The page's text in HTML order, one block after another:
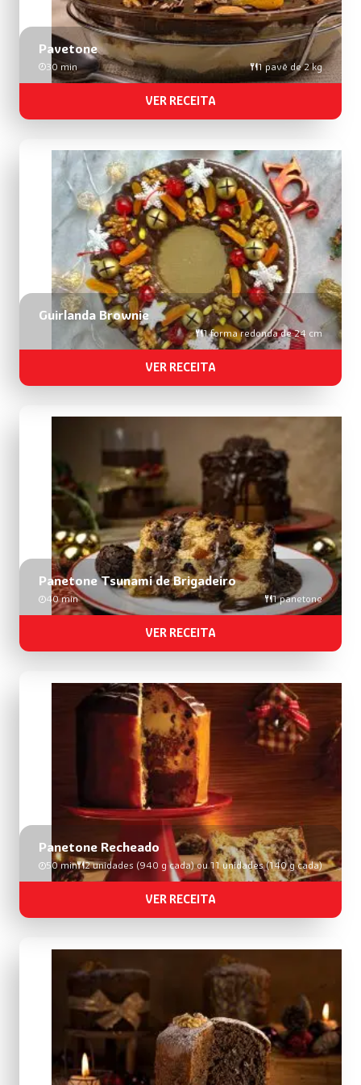
Pavetone
30 min 1 pavê de 2 kg
VER RECEITA
Guirlanda Brownie
1 forma redonda de 24 cm
VER RECEITA
Panetone Tsunami de Brigadeiro
40 min 1 panetone
VER RECEITA
Panetone Recheado
50 min 2 unidades (940 g cada) ou 11 unidades (140 g cada)
VER RECEITA